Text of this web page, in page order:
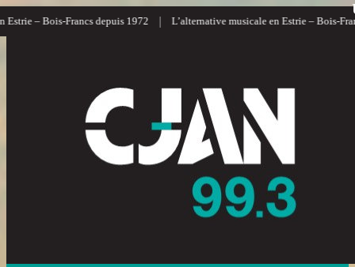
Francs depuis 1972 | L’alternative musicale en Estrie – Bois-Francs |